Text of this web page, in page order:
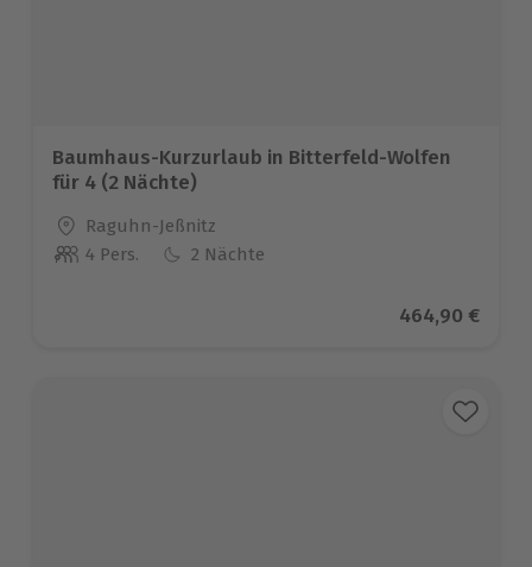
Baumhaus-Kurzurlaub in Bitterfeld-Wolfen
für 4 (2 Nächte)
Standort
Raguhn-Jeßnitz
Anzahl der Teilnehmer
4 Pers. 2 Nächte
Aktueller
464,90 €